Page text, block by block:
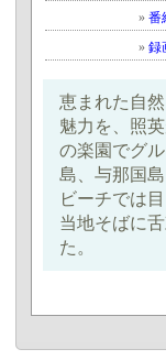
» 番
» 録
恵まれた自
魅力を、照
の楽園でグ
島、与那国
ビーチでは
当地そばに
た。